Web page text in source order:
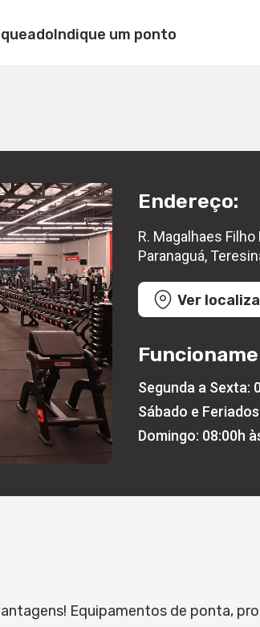
Indique um ponto
- Marquês de Paranaguá, Teresina - PI,
Endereço:
R. Magalhaes
Paranaguá,
Ver
Segunda a Sexta:
Sábado e
Domingo: 08:00h
Equipamentos de ponta,